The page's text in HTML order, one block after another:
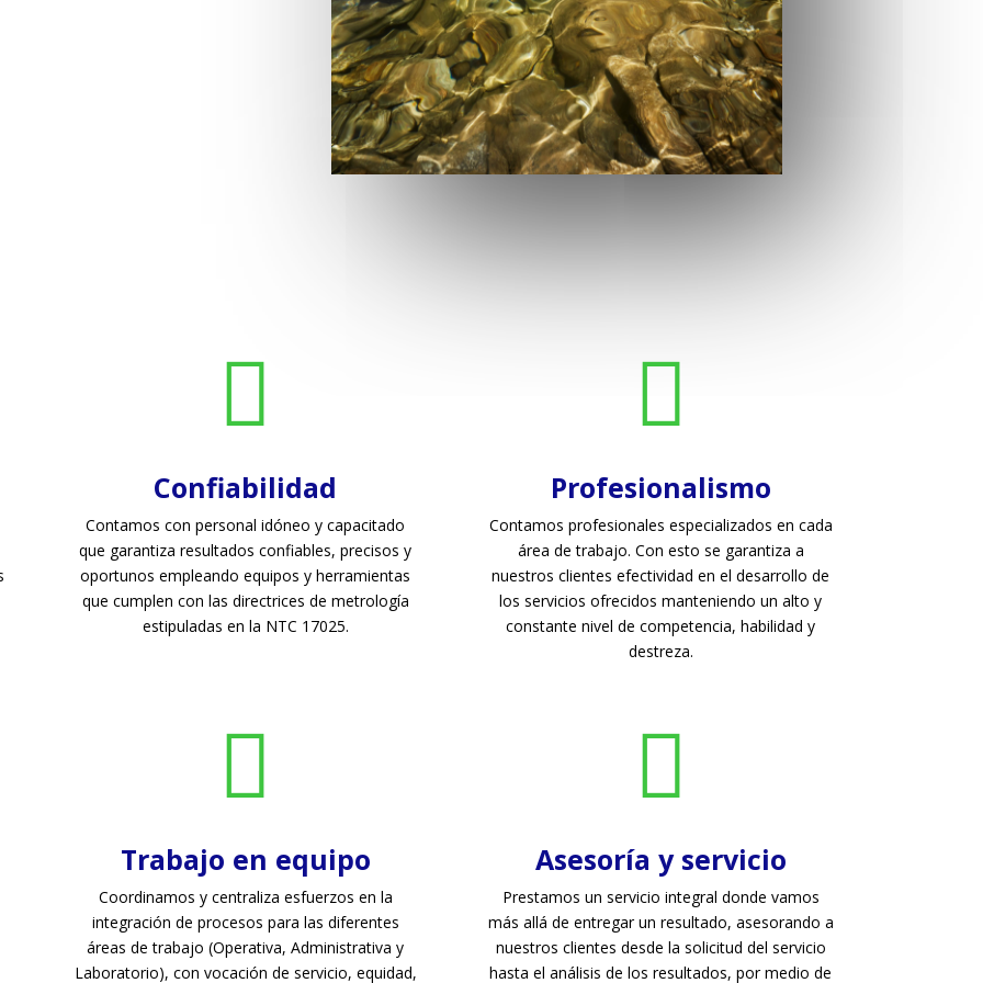

Confiabilidad
Contamos con personal idóneo y capacitado
que garantiza resultados confiables, precisos y
oportunos empleando equipos y herramientas
que cumplen con las directrices de metrología
estipuladas en la NTC 17025.

Profesionalismo
Contamos profesionales especializados en cada
área de trabajo. Con esto se garantiza a
nuestros clientes efectividad en el desarrollo de
los servicios ofrecidos manteniendo un alto y
constante nivel de competencia, habilidad y
destreza.

Trabajo en equipo
Coordinamos y centraliza esfuerzos en la
integración de procesos para las diferentes
áreas de trabajo (Operativa, Administrativa y
Laboratorio), con vocación de servicio, equidad,

Asesoría y servicio
Prestamos un servicio integral donde vamos
más allá de entregar un resultado, asesorando a
nuestros clientes desde la solicitud del servicio
hasta el análisis de los resultados, por medio de